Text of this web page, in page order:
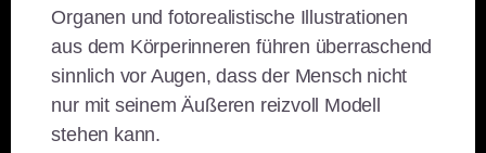
Organen und fotorealistische Illustrationen
aus dem Körperinneren führen überraschend
sinnlich vor Augen, dass der Mensch nicht
nur mit seinem Äußeren reizvoll Modell
stehen kann.